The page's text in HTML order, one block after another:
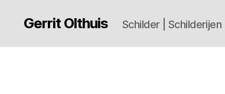
Gerrit Olthuis Schilder | Schilderijen